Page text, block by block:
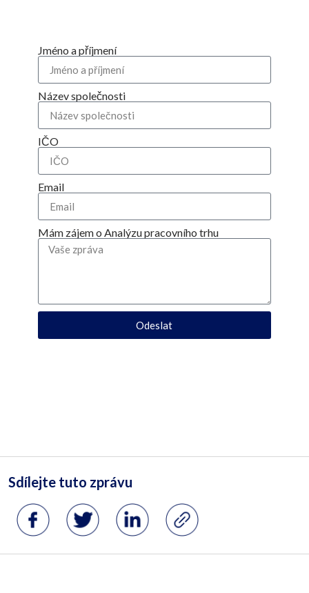
Jméno a příjmení
Název společnosti
IČO
Email
Mám zájem o Analýzu pracovního trhu
Odeslat